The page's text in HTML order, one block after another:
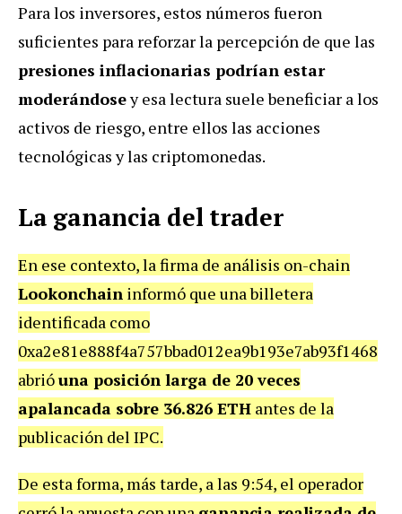
Para los inversores, estos números fueron
suficientes para reforzar la percepción de que las
presiones inflacionarias podrían estar
moderándosey esa lectura suele beneficiar a los
activos de riesgo, entre ellos las acciones
tecnológicas y las criptomonedas.
La ganancia del trader
En ese contexto, la firma de análisis on-chain
Lookonchain informó que una billetera
identificada como
0xa2e81e888f4a757bbad012ea9b193e7ab93f1468
abrióuna posición larga de 20 veces
apalancada sobre 36.826 ETH antes de la
publicación del IPC.
De esta forma, más tarde, a las 9:54, el operador